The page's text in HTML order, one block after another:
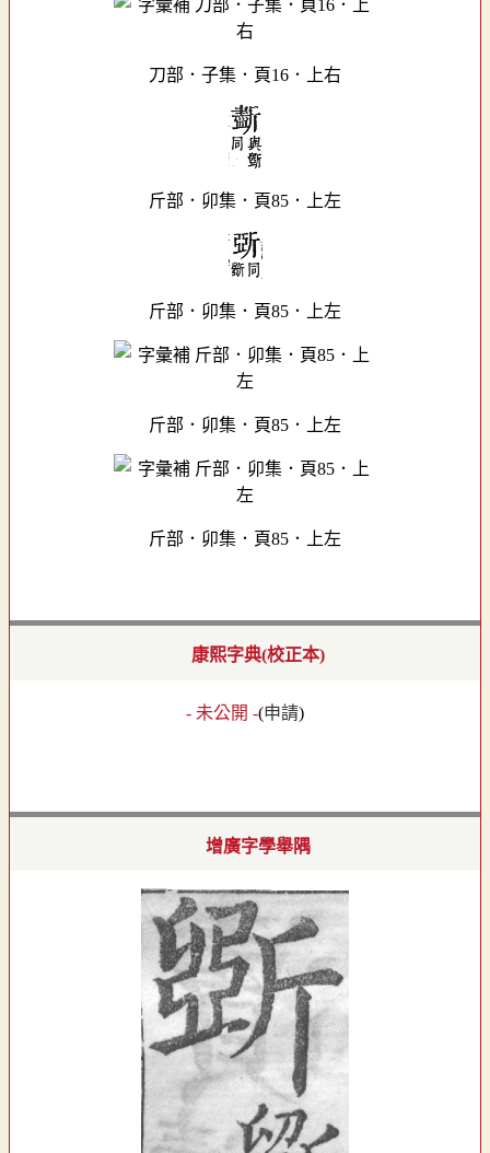
刀部．子集．頁16．上右
斤部．卯集．頁85．上左
斤部．卯集．頁85．上左
斤部．卯集．頁85．上左
斤部．卯集．頁85．上左
康熙字典(校正本)
- 未公開 -(申請)
增廣字學舉隅